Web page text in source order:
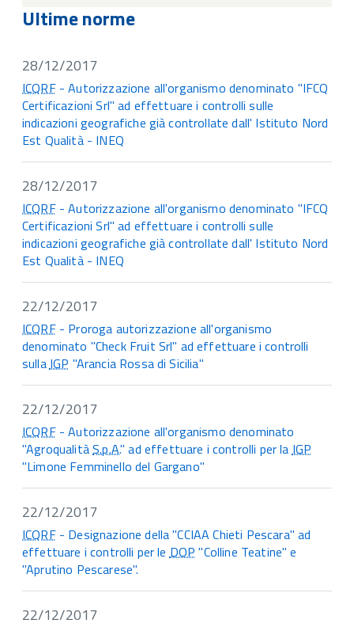
Ultime norme
28/12/2017
ICQRF- Autorizzazione all'organismo denominato "IFCQ
Certificazioni Srl" ad effettuare i controlli sulle
indicazioni geografiche già controllate dall' Istituto Nord
Est Qualità - INEQ
28/12/2017
ICQRF- Autorizzazione all'organismo denominato "IFCQ
Certificazioni Srl" ad effettuare i controlli sulle
indicazioni geografiche già controllate dall' Istituto Nord
Est Qualità - INEQ
22/12/2017
ICQRF- Proroga autorizzazione all'organismo
denominato "Check Fruit Srl" ad effettuare i controlli
sullaIGP "Arancia Rossa di Sicilia"
22/12/2017
ICQRF- Autorizzazione all'organismo denominato
"AgroqualitàS.p.A." ad effettuare i controlli per laIGP
"Limone Femminello del Gargano"
22/12/2017
ICQRF- Designazione della "CCIAA Chieti Pescara" ad
effettuare i controlli per leDOP "Colline Teatine" e
"Aprutino Pescarese".
22/12/2017